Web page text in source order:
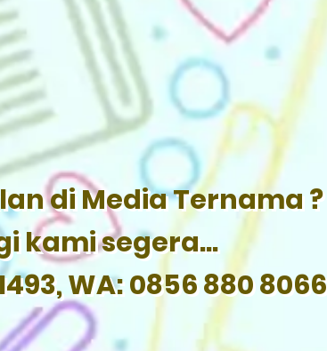
di Media Ternama ?
kami segera...
WA: 0856 880 8066